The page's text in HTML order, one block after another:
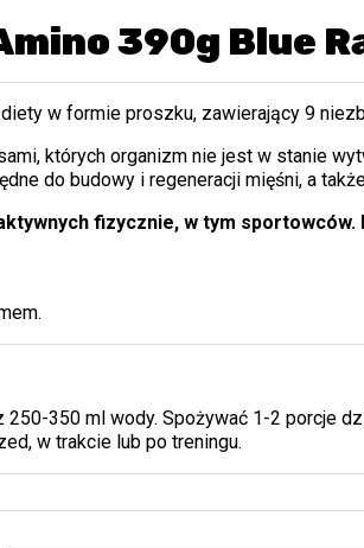
390g Blue
w formie proszku, zawierający 9
których organizm nie jest w stanie
do budowy i regeneracji mięśni, a
fizycznie, w tym sportowców.
350 ml wody. Spożywać 1-2 porcje
w trakcie lub po treningu.